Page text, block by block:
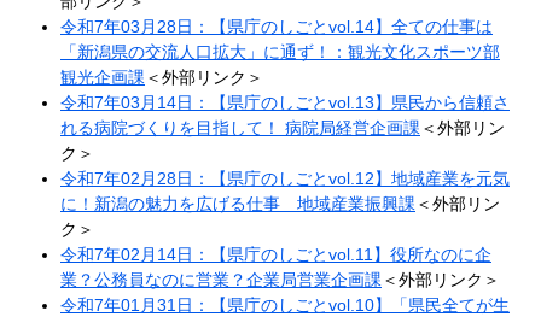
令和7年03月28日：【県庁のしごとvol.14】全ての仕事は
「新潟県の交流人口拡大」に通ず！：観光文化スポーツ部
観光企画課​ ＜外部リンク＞
令和7年03月14日：【県庁のしごとvol.13】県民から信頼さ
れる病院づくりを目指して！ 病院局経営企画課 ＜外部リン
ク＞
令和7年02月28日：【県庁のしごとvol.12】地域産業を元気
に！新潟の魅力を広げる仕事 地域産業振興課​ ＜外部リン
ク＞
令和7年02月14日：【県庁のしごとvol.11】役所なのに企
業？公務員なのに営業？企業局営業企画課 ＜外部リンク＞
令和7年01月31日：【県庁のしごとvol.10】「県民全てが生